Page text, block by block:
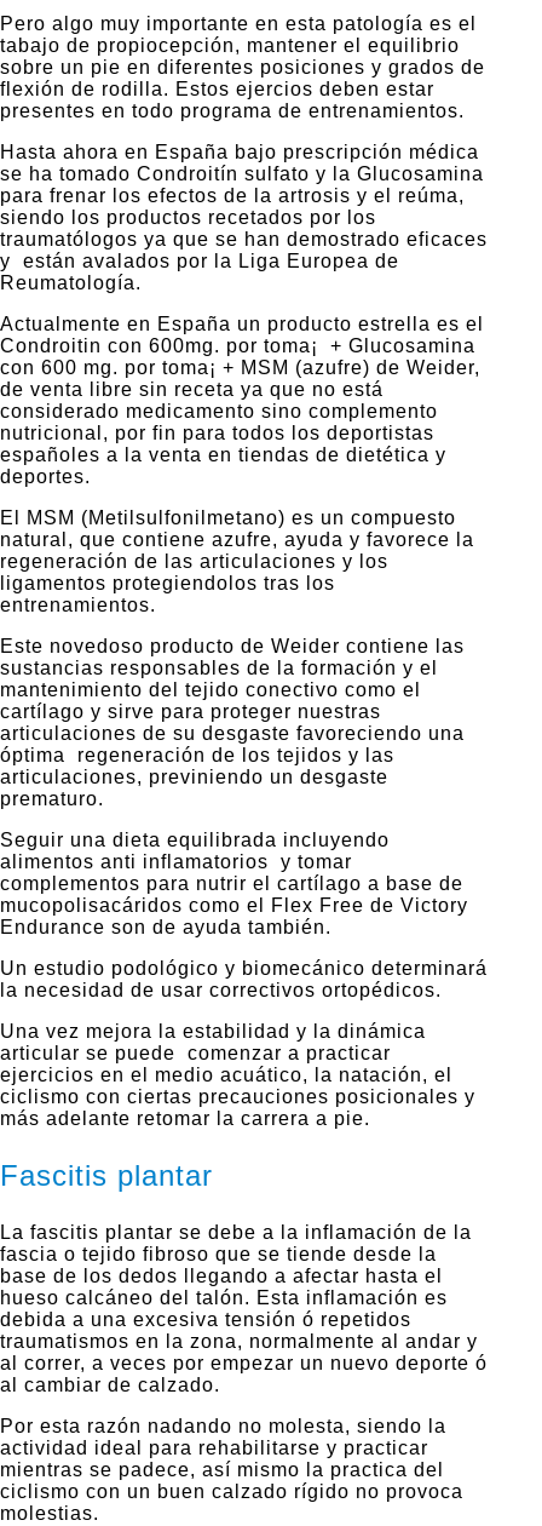
Pero algo muy importante en esta patología es el
tabajo de propiocepción, mantener el equilibrio
sobre un pie en diferentes posiciones y grados de
flexión de rodilla. Estos ejercios deben estar
presentes en todo programa de entrenamientos.
Hasta ahora en España bajo prescripción médica
se ha tomado Condroitín sulfato y la Glucosamina
para frenar los efectos de la artrosis y el reúma,
siendo los productos recetados por los
traumatólogos ya que se han demostrado eficaces
y están avalados por la Liga Europea de
Reumatología.
Actualmente en España un producto estrella es el
Condroitin con 600mg. por toma¡ + Glucosamina
con 600 mg. por toma¡ + MSM (azufre) de Weider,
de venta libre sin receta ya que no está
considerado medicamento sino complemento
nutricional, por fin para todos los deportistas
españoles a la venta en tiendas de dietética y
deportes.
El MSM (Metilsulfonilmetano) es un compuesto
natural, que contiene azufre, ayuda y favorece la
regeneración de las articulaciones y los
ligamentos protegiendolos tras los
entrenamientos.
Este novedoso producto de Weider contiene las
sustancias responsables de la formación y el
mantenimiento del tejido conectivo como el
cartílago y sirve para proteger nuestras
articulaciones de su desgaste favoreciendo una
óptima regeneración de los tejidos y las
articulaciones, previniendo un desgaste
prematuro.
Seguir una dieta equilibrada incluyendo
alimentos anti inflamatorios y tomar
complementos para nutrir el cartílago a base de
mucopolisacáridos como el Flex Free de Victory
Endurance son de ayuda también.
Un estudio podológico y biomecánico determinará
la necesidad de usar correctivos ortopédicos.
Una vez mejora la estabilidad y la dinámica
articular se puede comenzar a practicar
ejercicios en el medio acuático, la natación, el
ciclismo con ciertas precauciones posicionales y
más adelante retomar la carrera a pie.
Fascitis plantar
La fascitis plantar se debe a la inflamación de la
fascia o tejido fibroso que se tiende desde la
base de los dedos llegando a afectar hasta el
hueso calcáneo del talón. Esta inflamación es
debida a una excesiva tensión ó repetidos
traumatismos en la zona, normalmente al andar y
al correr, a veces por empezar un nuevo deporte ó
al cambiar de calzado.
Por esta razón nadando no molesta, siendo la
actividad ideal para rehabilitarse y practicar
mientras se padece, así mismo la practica del
ciclismo con un buen calzado rígido no provoca
molestias.